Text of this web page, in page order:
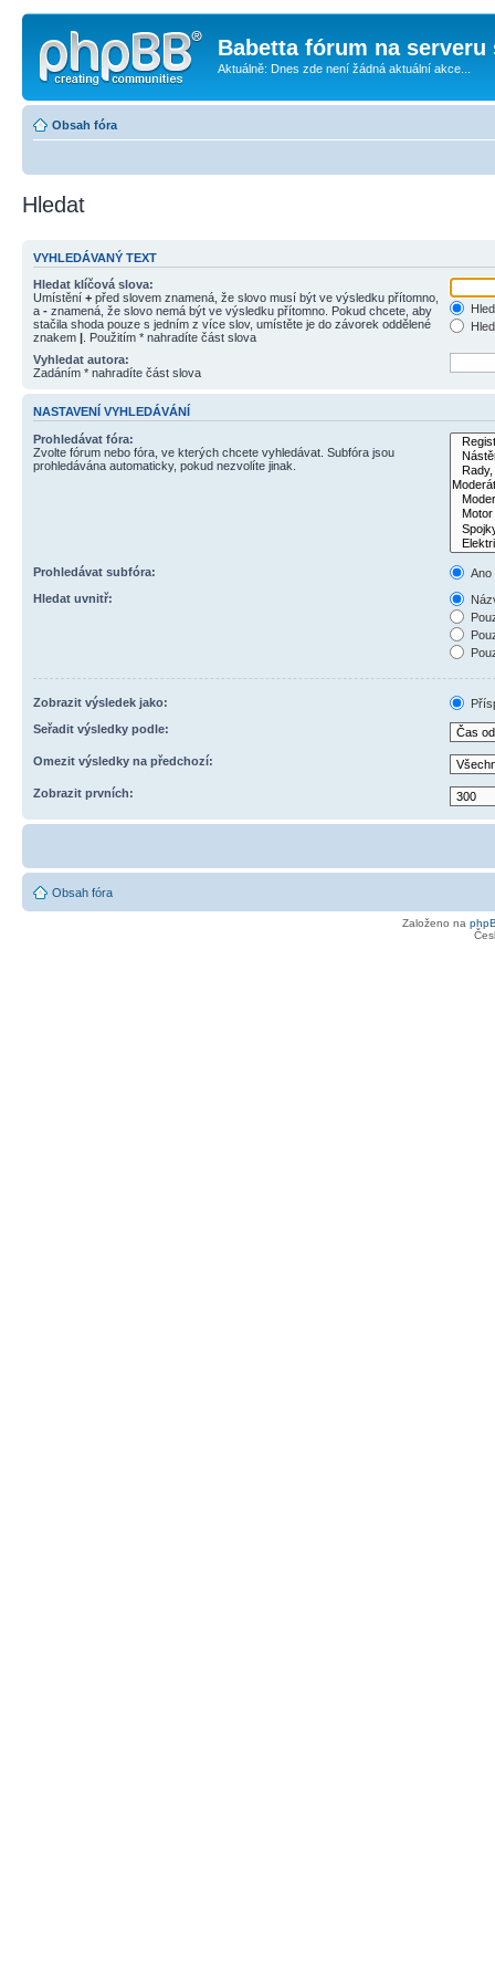
Babetta fórum na serveru
Aktuálně: Dnes zde není žádná aktuální akce...
Obsah fóra
Hledat
VYHLEDÁVANÝ TEXT
Hledat klíčová slova:
Umístění + před slovem znamená, že slovo musí být ve výsledku přítomno,
a - znamená, že slovo nemá být ve výsledku přítomno. Pokud chcete, aby
stačila shoda pouze s jedním z více slov, umístěte je do závorek oddělené
znakem | . Použitím * nahradíte část slova
Vyhledat autora:
Zadáním * nahradíte část slova
NASTAVENÍ VYHLEDÁVÁNÍ
Prohledávat fóra:
Zvolte fórum nebo fóra, ve kterých chcete vyhledávat. Subfóra jsou
prohledávána automaticky, pokud nezvolíte jinak.
Prohledávat subfóra:
Ano
Hledat uvnitř:
Zobrazit výsledek jako:
Seřadit výsledky podle:
Omezit výsledky na předchozí:
Zobrazit prvních:
Obsah fóra
Založeno na